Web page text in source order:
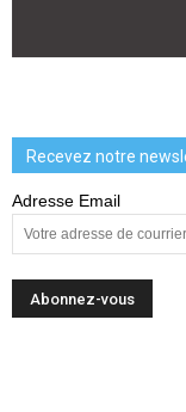
Recevez notre
Adresse Email